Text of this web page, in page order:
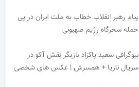
پیام رهبر انقلاب خطاب به ملت ایران در پی
حمله سحرگاه رژیم صهیونی
بیوگرافی سعید پاکزاد بازیگر نقش آکو در
سریال ناریا + همسرش | عکس های شخصی